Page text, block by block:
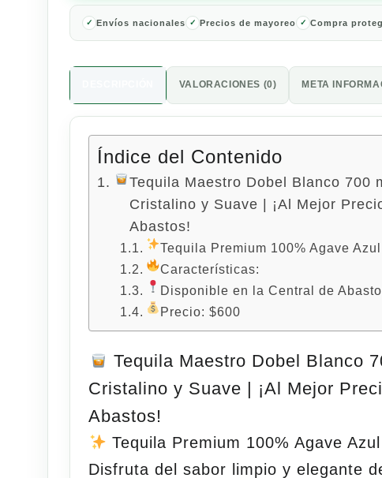
Envíos nacionales Precios de mayoreo Compra
VALORACIONES (0) META
Índice del Contenido
Tequila Maestro Dobel Blanco 700
Cristalino y Suave | ¡Al Mejor
Abastos!
Tequila Premium 100% Agave Azul
Características:
Disponible en la Central de
Precio: $600
Tequila Maestro Dobel Blanco
Cristalino y Suave | ¡Al Mejor
Abastos!
Tequila Premium 100% Agave Azul
Disfruta del sabor limpio y elegante